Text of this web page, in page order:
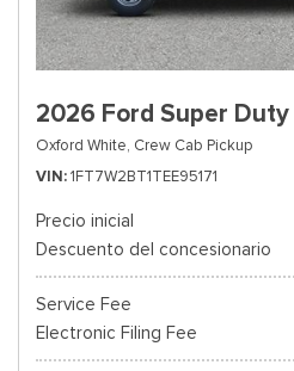
2026 Ford Super Duty
Oxford White, Crew Cab Pickup
VIN 1FT7W2BT1TEE95171
Precio inicial
Descuento del concesionario
Service Fee
Electronic Filing Fee